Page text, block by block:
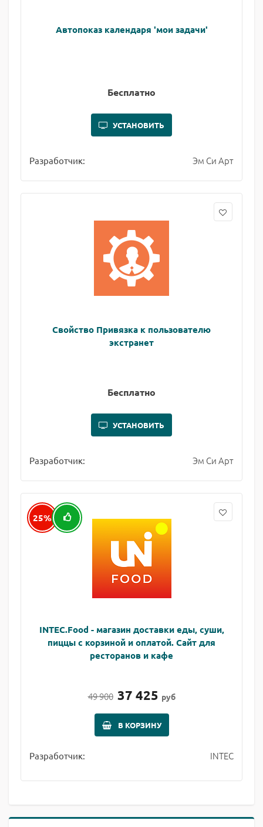
Автопоказ календаря 'мои задачи'
Бесплатно
УСТАНОВИТЬ
Разработчик: Эм Си Арт
Свойство Привязка к пользователю
экстранет
Бесплатно
УСТАНОВИТЬ
Разработчик: Эм Си Арт
25%
INTEC.Food - магазин доставки еды, суши,
пиццы с корзиной и оплатой. Сайт для
ресторанов и кафе
49 900 37 425 руб
В КОРЗИНУ
Разработчик: INTEC